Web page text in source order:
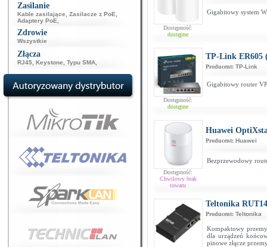
Zasilanie
Kable zasilające Zasilacze z PoE
Adaptery PoE
Zdrowie
Wszystkie
Złącza
RJ45 Keystone Typu SMA
Dostępność:
dostępne
Gigabitowy system
Dostępność:
dostępne
TP-Link ER605
Producent: TP-Link
Gigabitowy router
Dostępność:
Chwilowy brak
towaru
Huawei
Producent: Huawei
Bezprzewodowy
Teltonika
Producent: Teltonika
Kompaktowy
dla urządzeń
pinowe złącze